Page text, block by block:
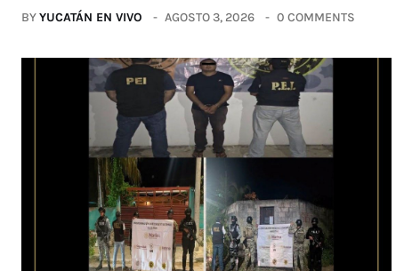
BYYUCATÁN EN VIVO AGOSTO 3, 2026 0 COMMENTS